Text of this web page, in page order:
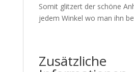
Somit glitzert der schöne
jedem Winkel wo man ihn
Zusätzliche